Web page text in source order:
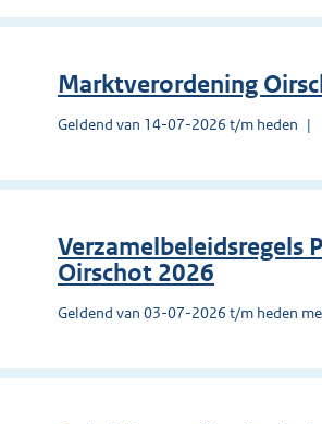
Marktverordening
Geldend van 14-07-2026 t/m heden
Verzamelbeleidsregels
Oirschot 2026
Geldend van 03-07-2026 t/m heden